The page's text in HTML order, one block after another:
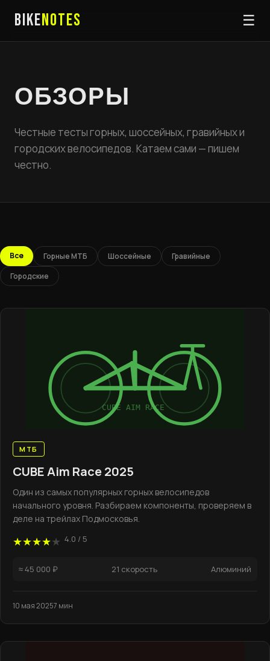
BIKENOTES ☰
ОБЗОРЫ
Честные тесты горных, шоссейных, гравийных и
городских велосипедов. Катаем сами — пишем
честно.
Все Горные МТБ Шоссейные
Гравийные
Городские
CUBE AIM RACE
МТБ
CUBE Aim Race 2025
Один из самых популярных горных велосипедов
начального уровня. Разбираем компоненты, проверяем в
деле на трейлах Подмосковья.
★★★★★ 4.0 / 5
≈ 45 000 ₽ 21 скорость Алюминий
10 мая 20257 мин